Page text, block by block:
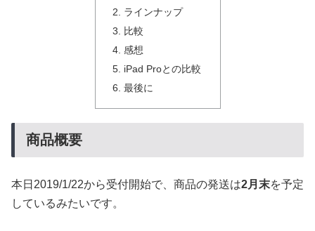
ラインナップ
比較
感想
iPad Proとの比較
最後に
商品概要
本日2019/1/22から受付開始で、商品の発送は2月末を予定
しているみたいです。